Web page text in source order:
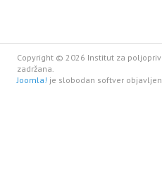
Copyright © 2026 Institut za
zadržana.
Joomla! je slobodan softver